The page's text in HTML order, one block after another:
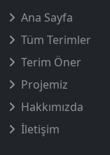
Ana Sayfa
Tüm Terimler
Terim Öner
Projemiz
Hakkımızda
İletişim